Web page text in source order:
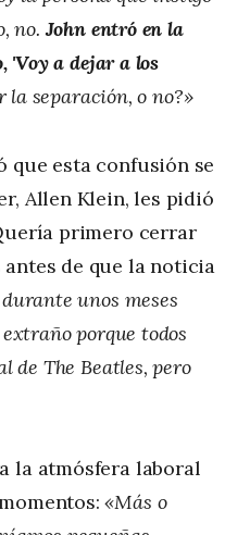
no.John entró en la
'Voy a dejar a los
la separación, o no?»
que esta confusión se
Allen Klein, les pidió
primero cerrar
de que la noticia
unos meses
extraño porque todos
de The Beatles, pero
la atmósfera laboral
«Más o